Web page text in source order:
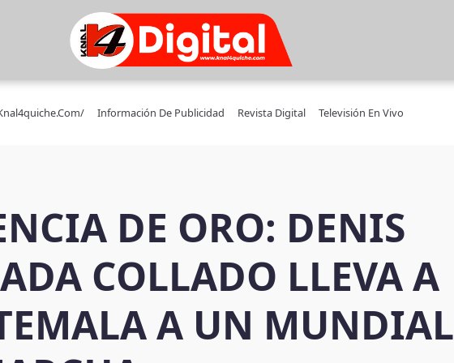
Información De Publicidad Revista Digital Televisión En Vivo
DE ORO: DENIS
COLLADO LLEVA A
A UN MUNDIAL